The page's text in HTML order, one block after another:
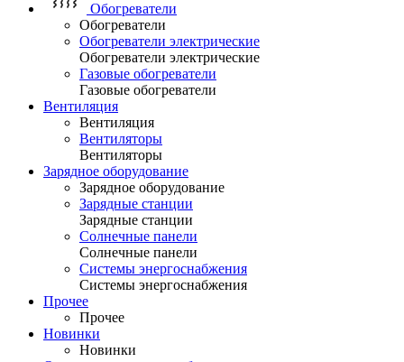
Обогреватели
Обогреватели
Обогреватели электрические
Обогреватели электрические
Газовые обогреватели
Газовые обогреватели
Вентиляция
Вентиляция
Вентиляторы
Вентиляторы
Зарядное оборудование
Зарядное оборудование
Зарядные станции
Зарядные станции
Солнечные панели
Солнечные панели
Системы энергоснабжения
Системы энергоснабжения
Прочее
Прочее
Новинки
Новинки